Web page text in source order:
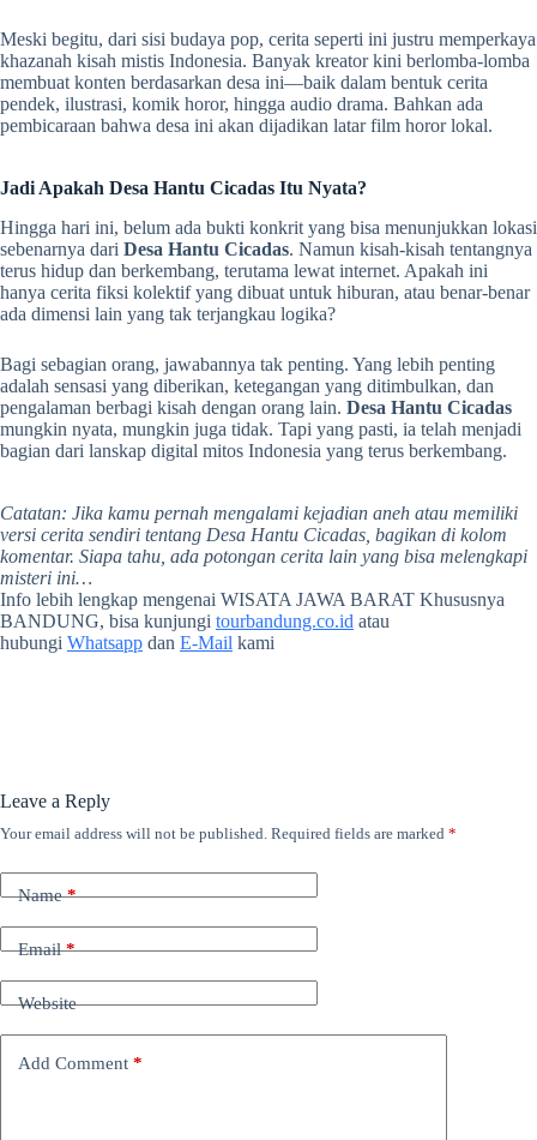
Meski begitu, dari sisi budaya pop, cerita seperti ini justru memperkaya
khazanah kisah mistis Indonesia. Banyak kreator kini berlomba-lomba
membuat konten berdasarkan desa ini—baik dalam bentuk cerita
pendek, ilustrasi, komik horor, hingga audio drama. Bahkan ada
pembicaraan bahwa desa ini akan dijadikan latar film horor lokal.
Jadi Apakah Desa Hantu Cicadas Itu Nyata?
Hingga hari ini, belum ada bukti konkrit yang bisa menunjukkan lokasi
sebenarnya dari Desa Hantu Cicadas. Namun kisah-kisah tentangnya
terus hidup dan berkembang, terutama lewat internet. Apakah ini
hanya cerita fiksi kolektif yang dibuat untuk hiburan, atau benar-benar
ada dimensi lain yang tak terjangkau logika?
Bagi sebagian orang, jawabannya tak penting. Yang lebih penting
adalah sensasi yang diberikan, ketegangan yang ditimbulkan, dan
pengalaman berbagi kisah dengan orang lain. Desa Hantu Cicadas
mungkin nyata, mungkin juga tidak. Tapi yang pasti, ia telah menjadi
bagian dari lanskap digital mitos Indonesia yang terus berkembang.
Catatan: Jika kamu pernah mengalami kejadian aneh atau memiliki
versi cerita sendiri tentang Desa Hantu Cicadas, bagikan di kolom
komentar. Siapa tahu, ada potongan cerita lain yang bisa melengkapi
misteri ini…
Info lebih lengkap mengenai WISATA JAWA BARAT Khususnya
BANDUNG, bisa kunjungi tourbandung.co.id atau
hubungi Whatsapp dan E-Mail kami
Leave a Reply
Your email address will not be published. Required fields are marked *
Name*
Email*
Website
Add Comment *